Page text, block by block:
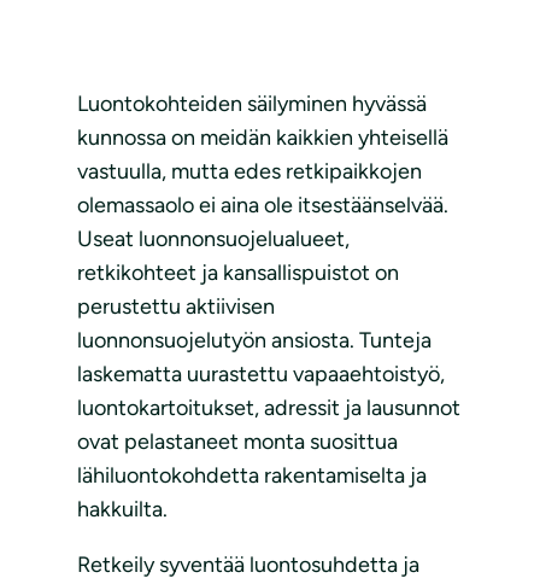
Luontokohteiden säilyminen hyvässä
kunnossa on meidän kaikkien yhteisellä
vastuulla, mutta edes retkipaikkojen
olemassaolo ei aina ole itsestäänselvää.
Useat luonnonsuojelualueet,
retkikohteet ja kansallispuistot on
perustettu aktiivisen
luonnonsuojelutyön ansiosta. Tunteja
laskematta uurastettu vapaaehtoistyö,
luontokartoitukset, adressit ja lausunnot
ovat pelastaneet monta suosittua
lähiluontokohdetta rakentamiselta ja
hakkuilta.
Retkeily syventää luontosuhdetta ja